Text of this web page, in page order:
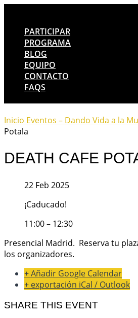
PARTICIPAR
PROGRAMA
BLOG
EQUIPO
CONTACTO
FAQS
Inicio Eventos – Dando Vida a la
Potala
DEATH CAFE
22 Feb 2025
¡Caducado!
11:00 – 12:30
Presencial Madrid. Reserva tu
los organizadores.
+ Añadir Google Calendar
+ exportación iCal / Outlook
SHARE THIS EVENT